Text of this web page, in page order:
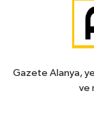
Gazete Alanya,
ve